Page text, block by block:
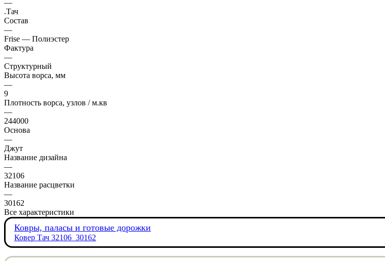
—
.Тач
Состав
—
Frise — Полиэстер
Фактура
—
Структурный
Высота ворса, мм
—
9
Плотность ворса, узлов / м.кв
—
244000
Основа
—
Джут
Название дизайна
—
32106
Название расцветки
—
30162
Все характеристики
Ковры, паласы и готовые дорожки
Ковер Тач 32106_30162